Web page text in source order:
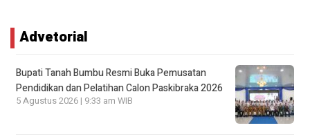
Advetorial
Bupati Tanah Bumbu Resmi Buka Pemusatan
Pendidikan dan Pelatihan Calon Paskibraka 2026
5 Agustus 2026 | 9:33 am WIB